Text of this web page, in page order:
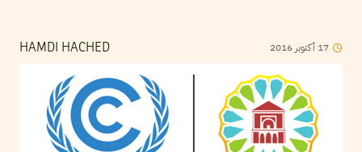
HAMDI HACHED 17 أكتوبر 2016